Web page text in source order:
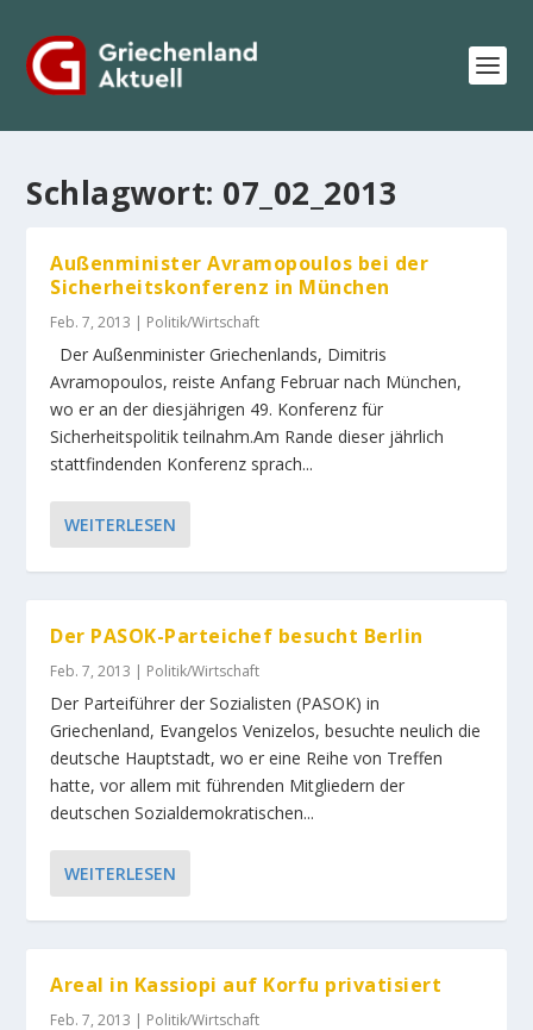
Schlagwort: 07_02_2013
Außenminister Avramopoulos bei der
Sicherheitskonferenz in München
Feb. 7, 2013 | Politik/Wirtschaft
Der Außenminister Griechenlands, Dimitris
Avramopoulos, reiste Anfang Februar nach München,
wo er an der diesjährigen 49. Konferenz für
Sicherheitspolitik teilnahm.Am Rande dieser jährlich
stattfindenden Konferenz sprach...
WEITERLESEN
Der PASOK-Parteichef besucht Berlin
Feb. 7, 2013 | Politik/Wirtschaft
Der Parteiführer der Sozialisten (PASOK) in
Griechenland, Evangelos Venizelos, besuchte neulich die
deutsche Hauptstadt, wo er eine Reihe von Treffen
hatte, vor allem mit führenden Mitgliedern der
deutschen Sozialdemokratischen...
WEITERLESEN
Areal in Kassiopi auf Korfu privatisiert
Feb. 7, 2013 | Politik/Wirtschaft